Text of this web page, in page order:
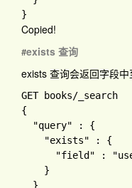
Copied!
#exists 查询
exists 查询会返回字段中
GET books
{
"query"
: {
"exists"
: {
"field"
:
}